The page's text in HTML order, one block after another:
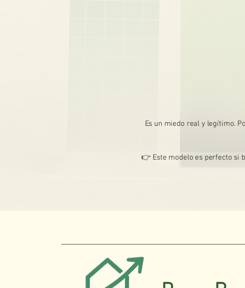
Es un miedo real y legítimo.
👉 Este modelo es perfecto si